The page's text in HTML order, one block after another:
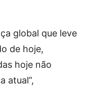
global que leve
de hoje,
hoje não
atual”,